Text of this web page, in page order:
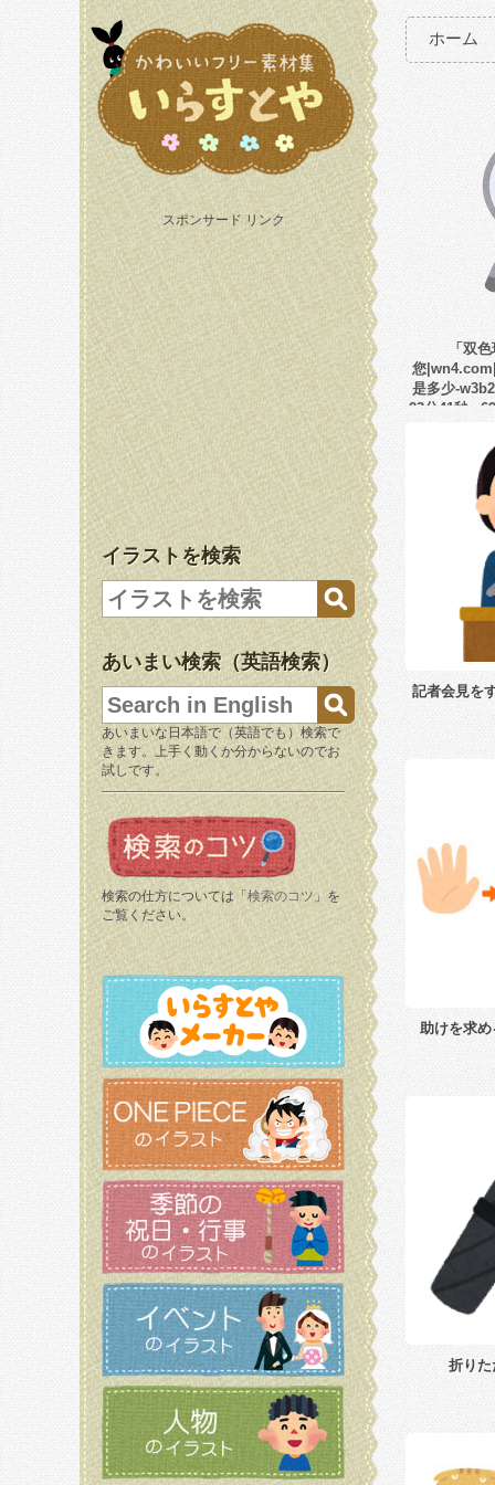
スポンサード リンク
イラストを検索
あいまい検索（英語検索）
あいまいな日本語で（英語でも）検索で
きます。上手く動くか分からないのでお
試しです。
検索の仕方については「 検索のコツ 」を
ご覧ください。
ホーム
「双
您
是多少-
23分41秒-
記者会見を
助けを求
折りた